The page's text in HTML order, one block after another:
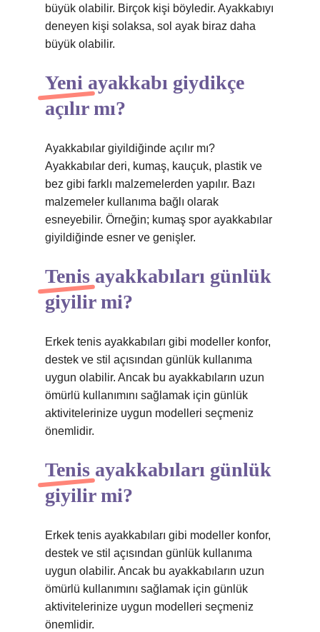
büyük olabilir. Birçok kişi böyledir. Ayakkabıyı
deneyen kişi solaksa, sol ayak biraz daha
büyük olabilir.
Yeni ayakkabı giydikçe
açılır mı?
Ayakkabılar giyildiğinde açılır mı?
Ayakkabılar deri, kumaş, kauçuk, plastik ve
bez gibi farklı malzemelerden yapılır. Bazı
malzemeler kullanıma bağlı olarak
esneyebilir. Örneğin; kumaş spor ayakkabılar
giyildiğinde esner ve genişler.
Tenis ayakkabıları günlük
giyilir mi?
Erkek tenis ayakkabıları gibi modeller konfor,
destek ve stil açısından günlük kullanıma
uygun olabilir. Ancak bu ayakkabıların uzun
ömürlü kullanımını sağlamak için günlük
aktivitelerinize uygun modelleri seçmeniz
önemlidir.
Tenis ayakkabıları günlük
giyilir mi?
Erkek tenis ayakkabıları gibi modeller konfor,
destek ve stil açısından günlük kullanıma
uygun olabilir. Ancak bu ayakkabıların uzun
ömürlü kullanımını sağlamak için günlük
aktivitelerinize uygun modelleri seçmeniz
önemlidir.